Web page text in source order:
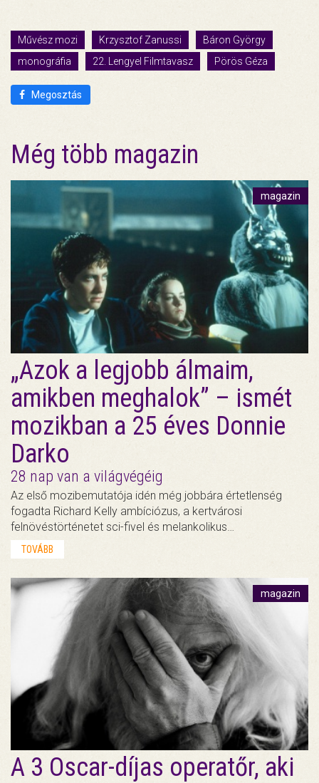
Művész mozi Krzysztof Zanussi
Báron György
monográfia
22. Lengyel Filmtavasz Pörös Géza
Megosztás
Még több magazin
magazin
„Azok a legjobb álmaim,
amikben meghalok” – ismét
mozikban a 25 éves Donnie
Darko
28 nap van a világvégéig
Az első mozibemutatója idén még jobbára értetlenség
fogadta Richard Kelly ambíciózus, a kertvárosi
felnövéstörténetet sci-fivel és melankolikus…
TOVÁBB
magazin
A 3 Oscar-díjas operatőr, aki